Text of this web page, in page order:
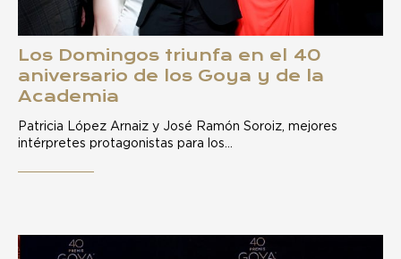
Los Domingos triunfa en el 40
aniversario de los Goya y de la
Academia
Patricia López Arnaiz y José Ramón Soroiz, mejores
intérpretes protagonistas para los…